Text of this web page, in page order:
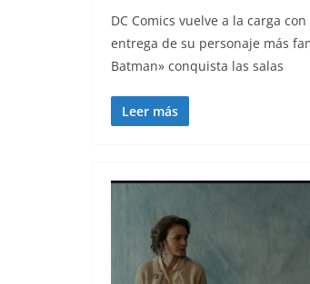
DC Comics vuelve a la carga
entrega de su personaje más
Batman» conquista las salas
Leer más